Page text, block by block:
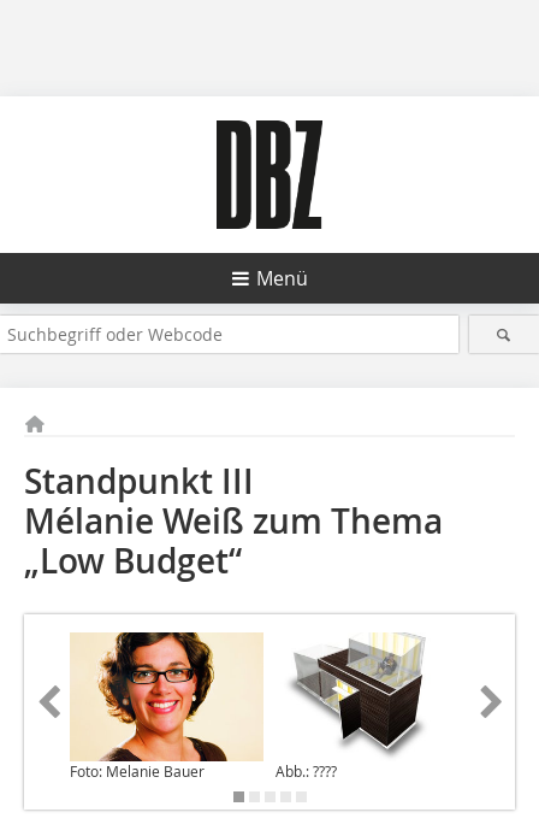
Menü
Standpunkt III
Mélanie Weiß zum Thema
„Low Budget“
Foto: Melanie Bauer Abb.: ????